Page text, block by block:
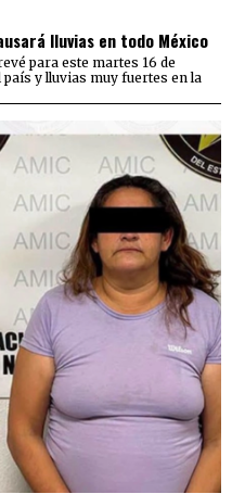
lluvias en todo México
para este martes 16 de
y lluvias muy fuertes en la